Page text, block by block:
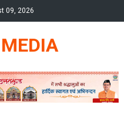
09, 2026